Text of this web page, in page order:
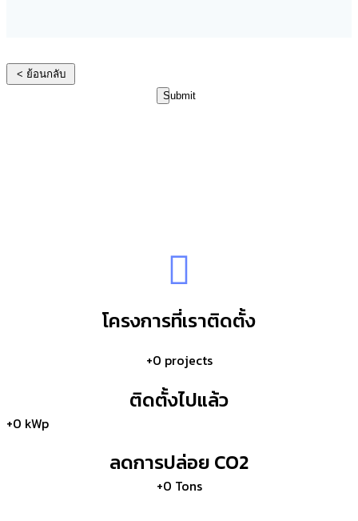
< ย้อนกลับ
Submit
โครงการที่เราติดตั้ง
+0 projects
ติดตั้งไปแล้ว
+0 kWp
ลดการปล่อย CO2
+0 Tons